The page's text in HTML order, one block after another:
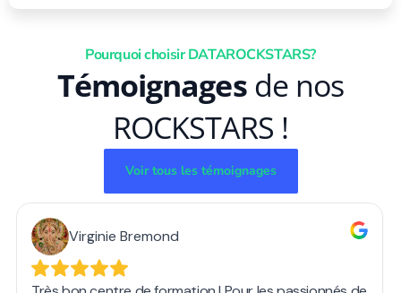
Pourquoi choisir DATAROCKSTARS?
Témoignagesde nos
ROCKSTARS !
Voir tous les témoignages
Virginie Bremond